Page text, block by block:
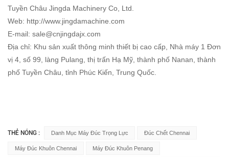
Tuyền Châu Jingda Machinery Co, Ltd.
Web: http://www.jingdamachine.com
E-mail: sale@cnjingdajx.com
Địa chỉ: Khu sản xuất thông minh thiết bị cao cấp, Nhà máy 1 Đơn
vị 4, số 99, làng Pulang, thị trấn Hạ Mỹ, thành phố Nanan, thành
phố Tuyền Châu, tỉnh Phúc Kiến, Trung Quốc.
THẺ NÓNG : Danh Mục Máy Đúc Trọng Lực Đúc Chết Chennai
Máy Đúc Khuôn Chennai Máy Đúc Khuôn Penang